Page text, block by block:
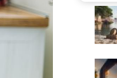
: un cas
chez un touriste
s’interroge sur